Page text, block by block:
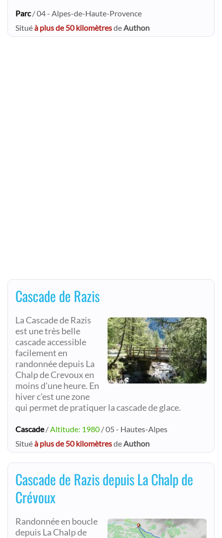
Parc/ 04 - Alpes-de-Haute-Provence
Situéà plus de 50 kilomètresde Authon
Cascade de Razis
La Cascade de Razis
est une très belle
cascade accessible
facilement en
randonnée depuis La
Chalp de Crevoux en
moins d'une heure. En
hiver c'est une zone
qui permet de pratiquer la cascade de glace.
Cascade/ Altitude: 1980 / 05 - Hautes-Alpes
Situéà plus de 50 kilomètresde Authon
Cascade de Razis depuis La Chalp de
Crévoux
Randonnée en boucle
depuis La Chalp de